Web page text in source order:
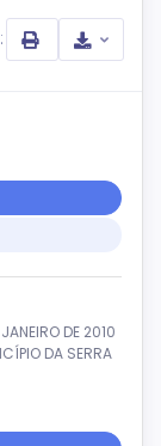
DE 2010
DA SERRA